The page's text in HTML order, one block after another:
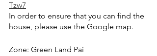
Tzw7
In order to ensure that you can find the
house, please use the Google map.
Zone: Green Land Pai